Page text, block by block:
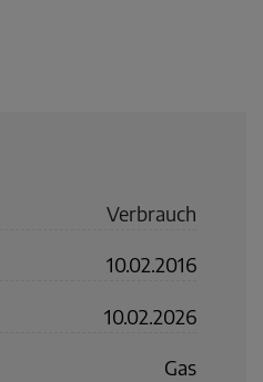
Verbrauch
10.02.2016
10.02.2026
Gas